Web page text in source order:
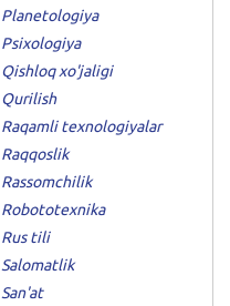
Planetologiya
Psixologiya
Qishloq xo'jaligi
Qurilish
Raqamli texnologiyalar
Raqqoslik
Rassomchilik
Robototexnika
Rus tili
Salomatlik
San'at